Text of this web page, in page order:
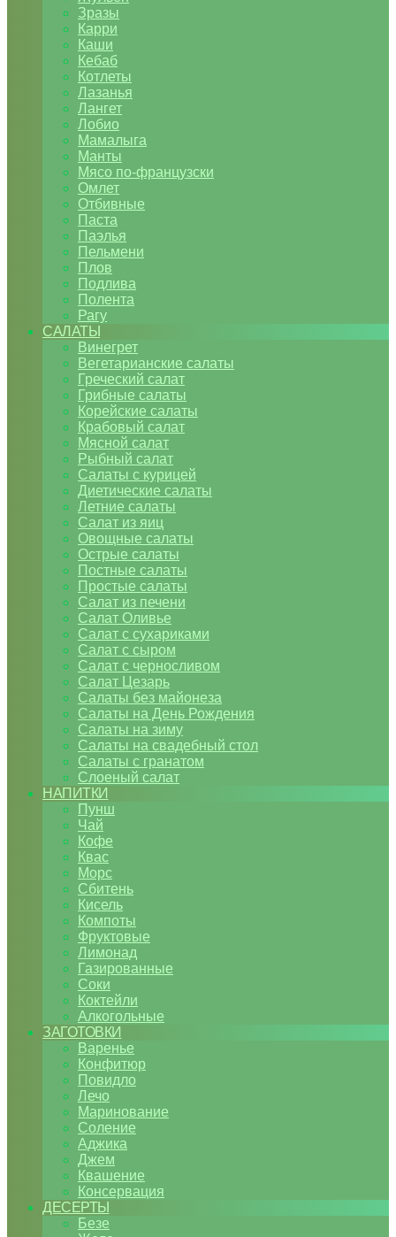
Зразы
Карри
Каши
Кебаб
Котлеты
Лазанья
Лангет
Лобио
Мамалыга
Манты
Мясо по-французски
Омлет
Отбивные
Паста
Паэлья
Пельмени
Плов
Подлива
Полента
Рагу
САЛАТЫ
Винегрет
Вегетарианские салаты
Греческий салат
Грибные салаты
Корейские салаты
Крабовый салат
Мясной салат
Рыбный салат
Салаты с курицей
Диетические салаты
Летние салаты
Салат из яиц
Овощные салаты
Острые салаты
Постные салаты
Простые салаты
Салат из печени
Салат Оливье
Салат с сухариками
Салат с сыром
Салат с черносливом
Салат Цезарь
Салаты без майонеза
Салаты на День Рождения
Салаты на зиму
Салаты на свадебный стол
Салаты с гранатом
Слоеный салат
НАПИТКИ
Пунш
Чай
Кофе
Квас
Морс
Сбитень
Кисель
Компоты
Фруктовые
Лимонад
Газированные
Соки
Коктейли
Алкогольные
ЗАГОТОВКИ
Варенье
Конфитюр
Повидло
Лечо
Маринование
Соление
Аджика
Джем
Квашение
Консервация
ДЕСЕРТЫ
Безе